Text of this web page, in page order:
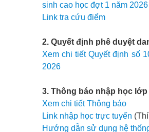
sinh cao học đợt 1 năm 2026
Link tra cứu điểm
2. Quyết định phê duyệt
Xem chi tiết Quyết định số
2026
3. Thông báo nhập học
Xem chi tiết Thông báo
Link nhập học trực tuyến
Hướng dẫn sử dụng hệ